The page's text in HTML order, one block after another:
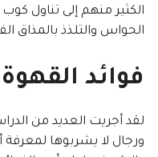
الكثير منهم إلى تناول
الحواس والتلذذ بالمذاق
فوائد
لقد أجريت العديد من
ورجال لا يشربوها لمعرفة